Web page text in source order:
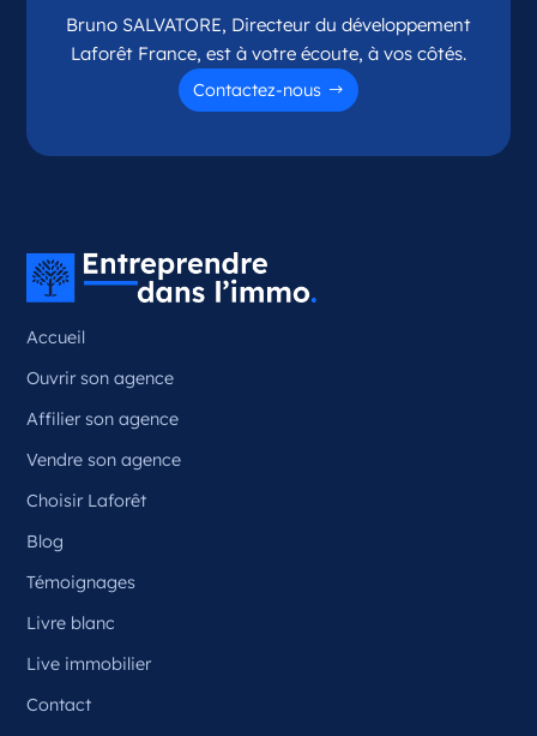
Plus d'infos
Candidater
France
Référence: 87050
Plus d'infos
Candidater
Opportunité d’ouverture à Ceyrat
Référence
Plus d'infos
Candidater
Bruno SALVATORE, Directeur du développement
Laforêt France, est à votre écoute, à vos côtés.
Contactez-nous
Accueil
Ouvrir son agence
Affilier son agence
Vendre son agence
Choisir Laforêt
Blog
Témoignages
Livre blanc
Live immobilier
Contact